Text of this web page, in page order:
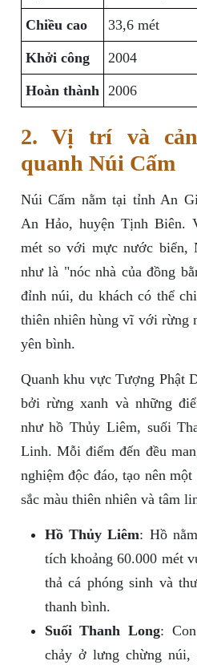
Chiều cao 33,6 mét
Khởi công 2004
Hoàn thành 2006
2. Vị trí và
quanh Núi Cấm
Núi Cấm nằm tại tỉnh An
An Hảo, huyện Tịnh Biên.
mét so với mực nước biển,
như là "nóc nhà của đồng
đỉnh núi, du khách có thể
thiên nhiên hùng vĩ với rừng
yên bình.
Quanh khu vực Tượng Phật
bởi rừng xanh và những
như hồ Thủy Liêm, suối
Linh. Mỗi điểm đến đều
nghiệm độc đáo, tạo nên
sắc màu thiên nhiên và tâm
Hồ Thủy Liêm: Hồ
tích khoảng 60.000 mét
thả cá phóng sinh và
thanh bình.
Suối Thanh Long:
chảy ở lưng chừng núi,